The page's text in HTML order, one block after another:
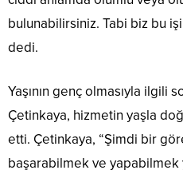
bulunabilirsiniz. Tabi biz bu
dedi.
Yaşının genç olmasıyla ilgili
Çetinkaya, hizmetin yaşla
etti. Çetinkaya, “Şimdi bir
başarabilmek ve yapabilmek